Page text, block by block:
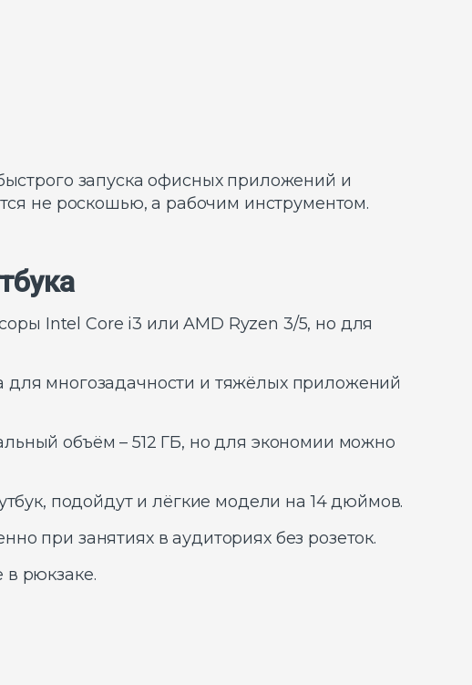
запуска офисных приложений и
не роскошью, а рабочим инструментом.
Intel Core i3 или AMD Ryzen 3/5, но для
многозадачности и тяжёлых приложений
объём – 512 ГБ, но для экономии можно
подойдут и лёгкие модели на 14 дюймов.
при занятиях в аудиториях без розеток.
рюкзаке.